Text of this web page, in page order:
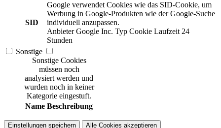
SID
Google verwendet Cookies wie das SID-Cookie, um
Werbung in Google-Produkten wie der Google-Suche
individuell anzupassen.
Anbieter Google Inc. Typ Cookie Laufzeit 24
Stunden
Sonstige
Sonstige Cookies
müssen noch
analysiert werden und
wurden noch in keiner
Kategorie eingestuft.
Name Beschreibung
Einstellungen speichern Alle Cookies akzeptieren